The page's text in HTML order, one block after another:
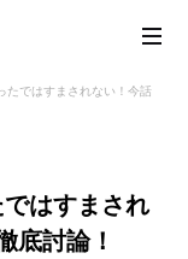
たではすまされない！今話
はすまされ
底討論！